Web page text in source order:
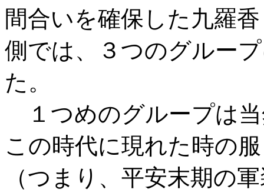
間合いを確保した九羅香
側では、３つのグルー
た。
１つめのグループは
この時代に現れた時の服
（つまり、平安末期の